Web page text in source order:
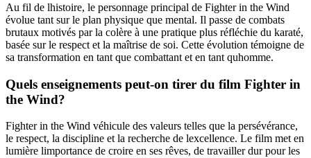
Au fil de lhistoire, le personnage principal de Fighter in the Wind
évolue tant sur le plan physique que mental. Il passe de combats
brutaux motivés par la colère à une pratique plus réfléchie du karaté,
basée sur le respect et la maîtrise de soi. Cette évolution témoigne de
sa transformation en tant que combattant et en tant quhomme.
Quels enseignements peut-on tirer du film Fighter in
the Wind?
Fighter in the Wind véhicule des valeurs telles que la persévérance,
le respect, la discipline et la recherche de lexcellence. Le film met en
lumière limportance de croire en ses rêves, de travailler dur pour les